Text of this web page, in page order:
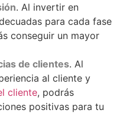
. Al invertir en
para cada fase
conseguir un mayor
de clientes. Al
al cliente y
cliente, podrás
positivas para tu